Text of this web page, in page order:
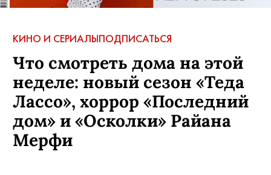
КИНО И СЕРИАЛЫПОДПИСАТЬСЯ
Что смотреть дома на этой
неделе: новый сезон «Теда
Лассо», хоррор «Последний
дом» и «Осколки» Райана
Мерфи